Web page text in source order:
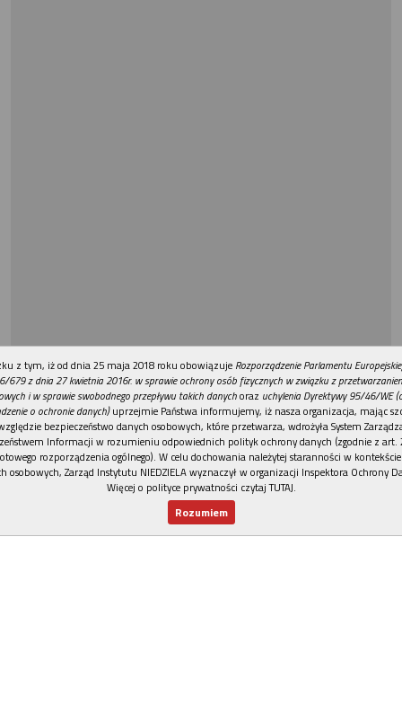
REKLAMA
z tym, iż od dnia 25 maja 2018 roku obowiązuje Rozporządzenie Parlamentu
679 z dnia 27 kwietnia 2016r. w sprawie ochrony osób fizycznych w związku z
i w sprawie swobodnego przepływu takich danychoraz uchylenia Dyrektywy 95/46/WE
o ochronie danych)uprzejmie Państwa informujemy, iż nasza organizacja, mając
bezpieczeństwo danych osobowych, które przetwarza, wdrożyła System
Informacji w rozumieniu odpowiednich polityk ochrony danych (zgodnie z art.
rozporządzenia ogólnego). W celu dochowania należytej staranności w
osobowych, Zarząd Instytutu NIEDZIELA wyznaczył w organizacji Inspektora Ochrony
Więcej o polityce prywatności czytaj TUTAJ.
Rozumiem